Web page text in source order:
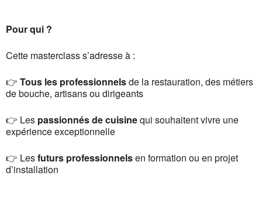
Pour qui ?
Cette masterclass s’adresse à :
👉 Tous les professionnelsde la restauration, des métiers
de bouche, artisans ou dirigeants
👉 Les passionnés de cuisinequi souhaitent vivre une
expérience exceptionnelle
👉 Lesfuturs professionnelsen formation ou en projet
d’installation